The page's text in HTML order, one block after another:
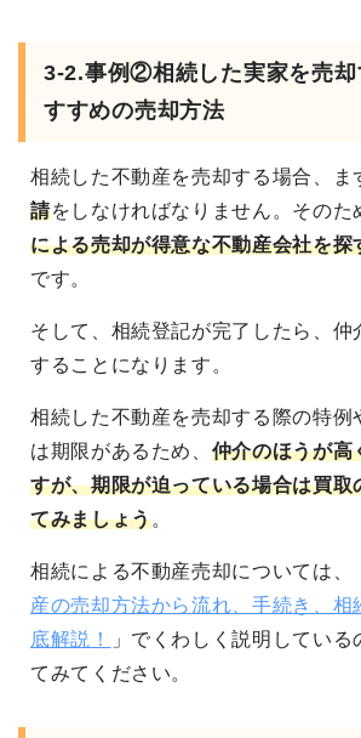
3-2.事例②相続した実家を売却
すすめの売却方法
相続した不動産を売却する場合、ま
請をしなければなりません。そのた
による売却が得意な不動産会社を探
です。
そして、相続登記が完了したら、仲
することになります。
相続した不動産を売却する際の特例
は期限があるため、 仲介のほうが高
すが、期限が迫っている場合は買取
てみましょう。
相続による不動産売却については、
産の売却方法から流れ、手続き、相
底解説！
」でくわしく説明している
てみてください。